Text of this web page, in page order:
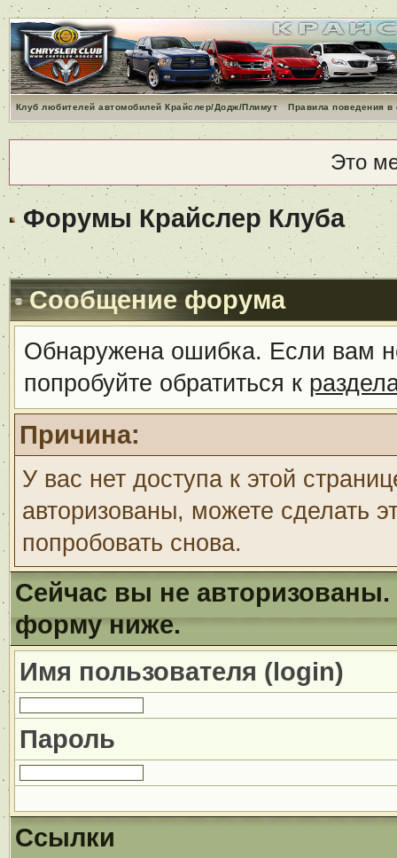
Клуб любителей автомобилей Крайслер/Додж/Плимут Правила поведения
Это
Форумы Крайслер Клуба
Сообщение форума
Обнаружена ошибка. Если вам
попробуйте обратиться к
Причина:
У вас нет доступа к этой
авторизованы, можете сделать
попробовать снова.
Сейчас вы не авторизованы.
форму ниже.
Имя пользователя (login)
Пароль
Ссылки